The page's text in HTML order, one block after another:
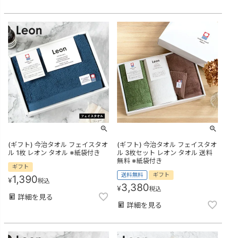
(ギフト) 今治タオル フェイスタオ
ル 1枚 レオン タオル ※紙袋付き
ギフト
¥1,390税込
詳細を見る
(ギフト) 今治タオル フェイスタオ
ル 3枚セット レオン タオル 送料
無料 ※紙袋付き
送料無料 ギフト
¥3,380税込
詳細を見る